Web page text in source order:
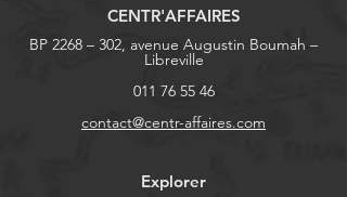
CENTR'AFFAIRES
BP 2268 – 302, avenue Augustin Boumah –
Libreville
011 76 55 46
contact@centr-affaires.com
Explorer